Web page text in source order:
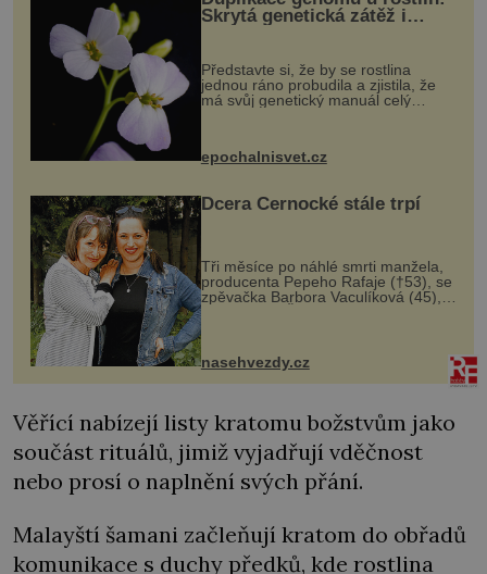
Skrytá genetická zátěž i
Představte si, že by se rostlina
jednou ráno probudila a zjistila, že
má svůj genetický manuál celý
vstupenka...
epochalnisvet.cz
Dcera Černocké stále trpí
Tři měsíce po náhlé smrti manžela,
producenta Pepeho Rafaje (†53), se
zpěvačka Barbora Vaculíková (45),
dcera Petry Černocké (75), poprvé
ozvala veřejnosti. Na sociální síti
sdílela, že se snaží fung...
nasehvezdy.cz
Věřící nabízejí listy kratomu božstvům jako
součást rituálů, jimiž vyjadřují vděčnost
nebo prosí o naplnění svých přání.
Malayští šamani začleňují kratom do obřadů
komunikace s duchy předků, kde rostlina